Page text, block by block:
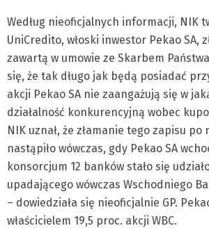
Według nieoficjalnych informacji, NIK
UniCredito, włoski inwestor Pekao SA,
zawartą w umowie ze Skarbem
się, że tak długo jak będą posiadać
akcji Pekao SA nie zaangażują się w
działalność konkurencyjną wobec
NIK uznał, że złamanie tego zapisu po
nastąpiło wówczas, gdy Pekao SA
konsorcjum 12 banków stało się
upadającego wówczas Wschodniego
– dowiedziała się nieoficjalnie GP.
właścicielem 19,5 proc. akcji WBC.